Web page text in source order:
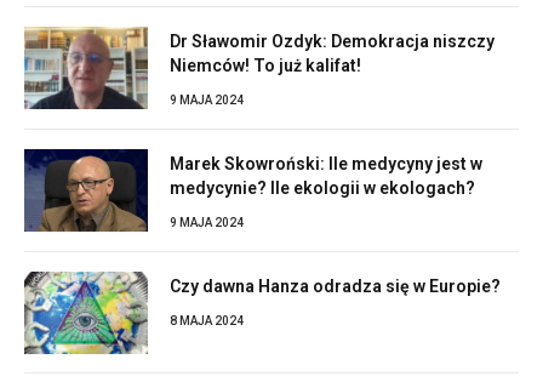
Dr Sławomir Ozdyk: Demokracja niszczy
Niemców! To już kalifat!
9 MAJA 2024
Marek Skowroński: Ile medycyny jest w
medycynie? Ile ekologii w ekologach?
9 MAJA 2024
Czy dawna Hanza odradza się w Europie?
8 MAJA 2024